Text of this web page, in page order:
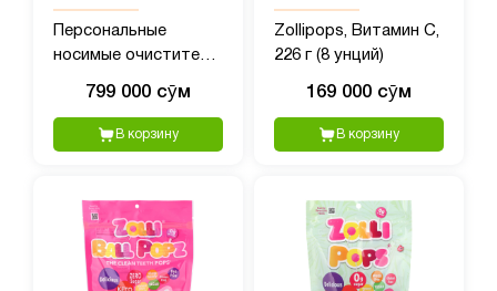
Персональные
носимые очистители
мини-очиститель
воздуха
799 000 сӯм
В корзину
Zollipops, Витамин C,
226 г (8 унций)
169 000 сӯм
В корзину